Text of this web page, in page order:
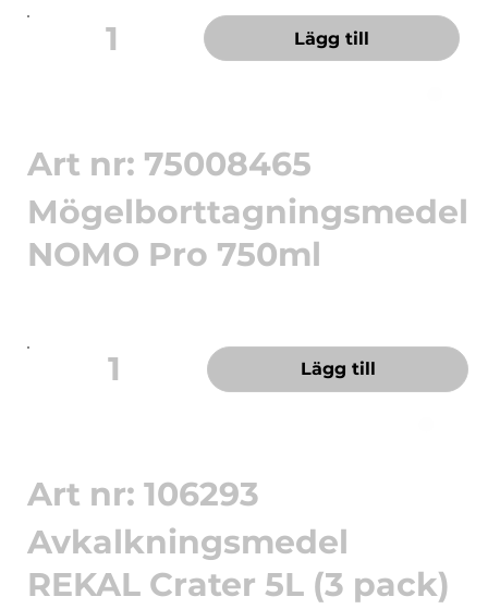
1 Lägg till
1 Lägg till
Art nr: 75008465
Mögelborttagningsmedel
NOMO Pro 750ml
Art nr: 106293
Avkalkningsmedel
REKAL Crater 5L (3 pack)